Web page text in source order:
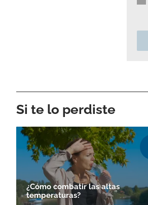
Si te lo perdiste
¿Cómo combatir las altas
temperaturas?